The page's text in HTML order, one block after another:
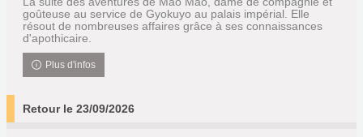
goûteuse au service de Gyokuyo au palais impérial. Elle
résout de nombreuses affaires grâce à ses connaissances
d'apothicaire.
Plus d'infos
Retour le 23/09/2026